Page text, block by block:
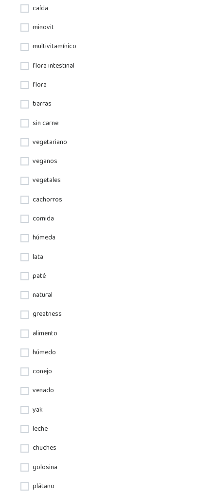
caída
minovit
multivitamínico
flora intestinal
flora
barras
sin carne
vegetariano
veganos
vegetales
cachorros
comida
húmeda
lata
paté
natural
greatness
alimento
húmedo
conejo
venado
yak
leche
chuches
golosina
plátano